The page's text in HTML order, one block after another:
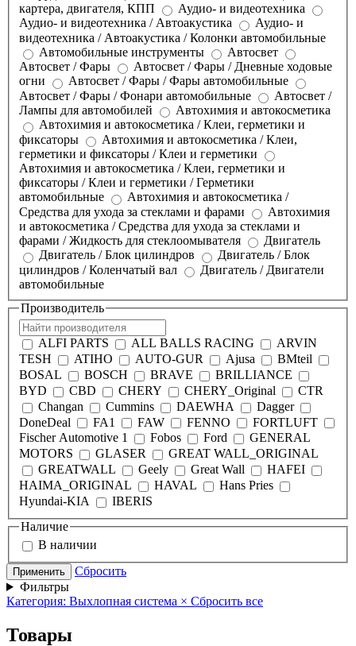
картера, двигателя, КПП
Аудио- и видеотехника
Аудио- и видеотехника / Автоакустика
Аудио- и
видеотехника / Автоакустика / Колонки автомобильные
Автомобильные инструменты
Автосвет
Автосвет / Фары
Автосвет / Фары / Дневные ходовые
огни
Автосвет / Фары / Фары автомобильные
Автосвет / Фары / Фонари автомобильные
Автосвет /
Лампы для автомобилей
Автохимия и автокосметика
Автохимия и автокосметика / Клеи, герметики и
фиксаторы
Автохимия и автокосметика / Клеи,
герметики и фиксаторы / Клеи и герметики
Автохимия и автокосметика / Клеи, герметики и
фиксаторы / Клеи и герметики / Герметики
автомобильные
Автохимия и автокосметика /
Средства для ухода за стеклами и фарами
Автохимия
и автокосметика / Средства для ухода за стеклами и
фарами / Жидкость для стеклоомывателя
Двигатель
Двигатель / Блок цилиндров
Двигатель / Блок
цилиндров / Коленчатый вал
Двигатель / Двигатели
автомобильные
Производитель
ALFI PARTS ALL BALLS RACING
ARVIN
TESH
ATIHO AUTO-GUR Ajusa
BMteil
BOSAL
BOSCH BRAVE
BRILLIANCE
BYD
CBD CHERY CHERY_Original
CTR
Changan
Cummins DAEWHA
Dagger
DoneDeal
FA1 FAW FENNO
FORTLUFT
Fischer Automotive 1
Fobos Ford
GENERAL
MOTORS
GLASER
GREAT WALL_ORIGINAL
GREATWALL
Geely Great Wall
HAFEI
HAIMA_ORIGINAL
HAVAL
Hans Pries
Hyundai-KIA
IBERIS
Наличие
В наличии
Применить
Сбросить
Фильтры
Категория: Выхлопная система × Сбросить все
Товары